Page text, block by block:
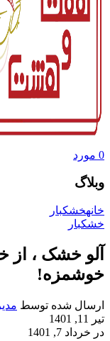
0 مورد
وبلاگ
خانهخشکبار
خشکبار
آلو خشک ، از
خوشمزه!
ارسال شده توسط
تیر 11, 1401
در خرداد 7, 1401